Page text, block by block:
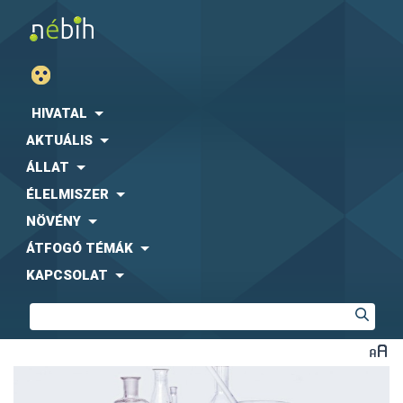
HIVATAL
AKTUÁLIS
ÁLLAT
ÉLELMISZER
NÖVÉNY
ÁTFOGÓ TÉMÁK
KAPCSOLAT